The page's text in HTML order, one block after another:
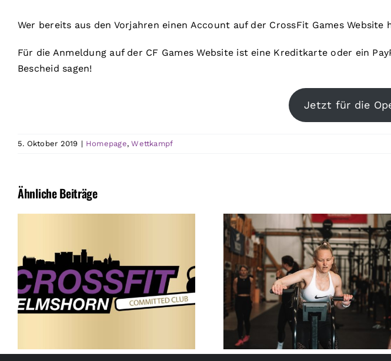
Wer bereits aus den Vorjahren einen Account auf der CrossFit Games
Für die Anmeldung auf der CF Games Website ist eine Kreditkarte oder ein
Bescheid sagen!
Jetzt für die
5. Oktober 2019 | Homepage,Wettkampf
Ähnliche Beiträge